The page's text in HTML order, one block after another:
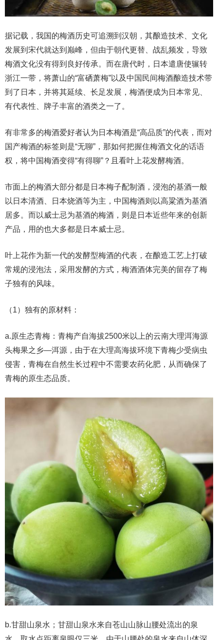
据记载，我国的梅酒历史可追溯到汉朝，其酿造技术、文化
发展到宋代就达到巅峰，但由于朝代更替、战乱频发，导致
梅酒文化没有得到良好传承。而在唐代时，日本遣唐使辗转
浙江一带，将萧山的“富硒萧梅”以及中国民间梅酒酿造技术带
到了日本，并将其延续、长足发展，梅酒便成为日本常见、
有代表性、牌子丰富的酒类之一了。
有非常多的梅酒爱好者认为日本梅酒是“高品质”的代表，而对
国产梅酒的标签则是“无聊”，那如何把握住梅酒文化的话语
权，将中国梅酒变得“有得聊”？且看叶上花发酵梅酒。
市面上的梅酒大部分都是日本梅子配制酒，浸泡的基酒一般
以日本清酒、日本烧酒等为主，中国梅酒则以高粱酒为基酒
居多。而以威士忌为基酒的梅酒，则是日本近些年来的创新
产品，用的也大多都是日本威士忌。
叶上花作为新一代的发酵型梅酒的代表，在酿造工艺上打破
常规的浸泡法，采用发酵的方式，梅酒酒体完美的留存了梅
子独有的风味。
（1）独有的原材料：
a.原生态青梅：青梅产自海拔2500米以上的云南大理洱海源
头梅果之乡—洱源，由于在大理高海拔环境下青梅少受病虫
侵害，青梅在自然生长过程中不需要农药化肥，从而确保了
青梅的原生态品质。
b.甘甜山泉水；甘甜山泉水来自苍山山脉山腰处流出的泉